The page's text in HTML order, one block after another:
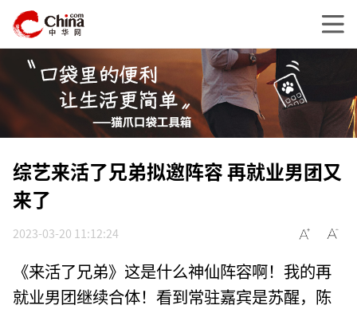
综艺来活了兄弟拟邀阵容 再就业男团又
来了
2023-03-20 11:12:24
《来活了兄弟》这是什么神仙阵容啊！我的再
就业男团继续合体！看到常驻嘉宾是苏醒，陈